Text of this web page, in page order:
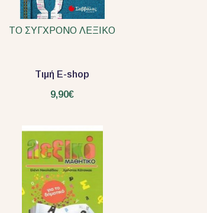
ΤΟ ΣΥΓΧΡΟΝΟ ΛΕΞΙΚΟ
Τιμή E-shop
9,90€